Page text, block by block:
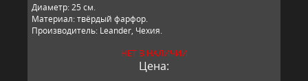
Диаметр: 25 см.
Материал: твёрдый фарфор.
Производитель: Leander, Чехия.
НЕТ В НАЛИЧИИ
Цена: